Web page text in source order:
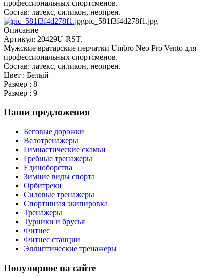
профессиональных спортсменов.
Состав: латекс, силикон, неопрен.
pic_581f3f4d278f1.jpg
Описание
Артикул: 20429U-RST.
Мужские вратарские перчатки Umbro Neo Pro Vento для
профессиональных спортсменов.
Состав: латекс, силикон, неопрен.
Цвет : Белый
Размер : 8
Размер : 9
Наши предложения
Беговые дорожки
Велотренажеры
Гимнастические скамьи
Гребные тренажеры
Единоборства
Зимние виды спорта
Орбитреки
Силовые тренажеры
Спортивная экипировка
Тренажеры
Турники и брусья
Фитнес
Фитнес станции
Эллиптические тренажеры
Популярное на сайте